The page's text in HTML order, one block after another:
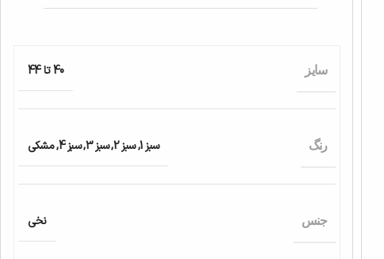
سایز 40 تا 44
رنگ سبز 1 ,سبز 2 ,سبز 3 ,سبز 4 ,مشکی
جنس نخی